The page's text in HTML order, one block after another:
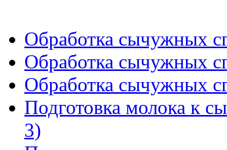
Обработка сычужных
Обработка сычужных
Обработка сычужных
Подготовка молока к
3)